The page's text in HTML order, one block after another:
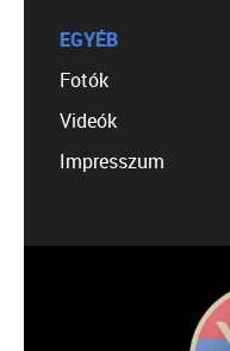
EGYÉB
Fotók
Videók
Impresszum